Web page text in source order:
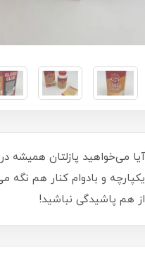
یکپارچه و بادوام کنار هم
از هم پاشیدگی نباشید!